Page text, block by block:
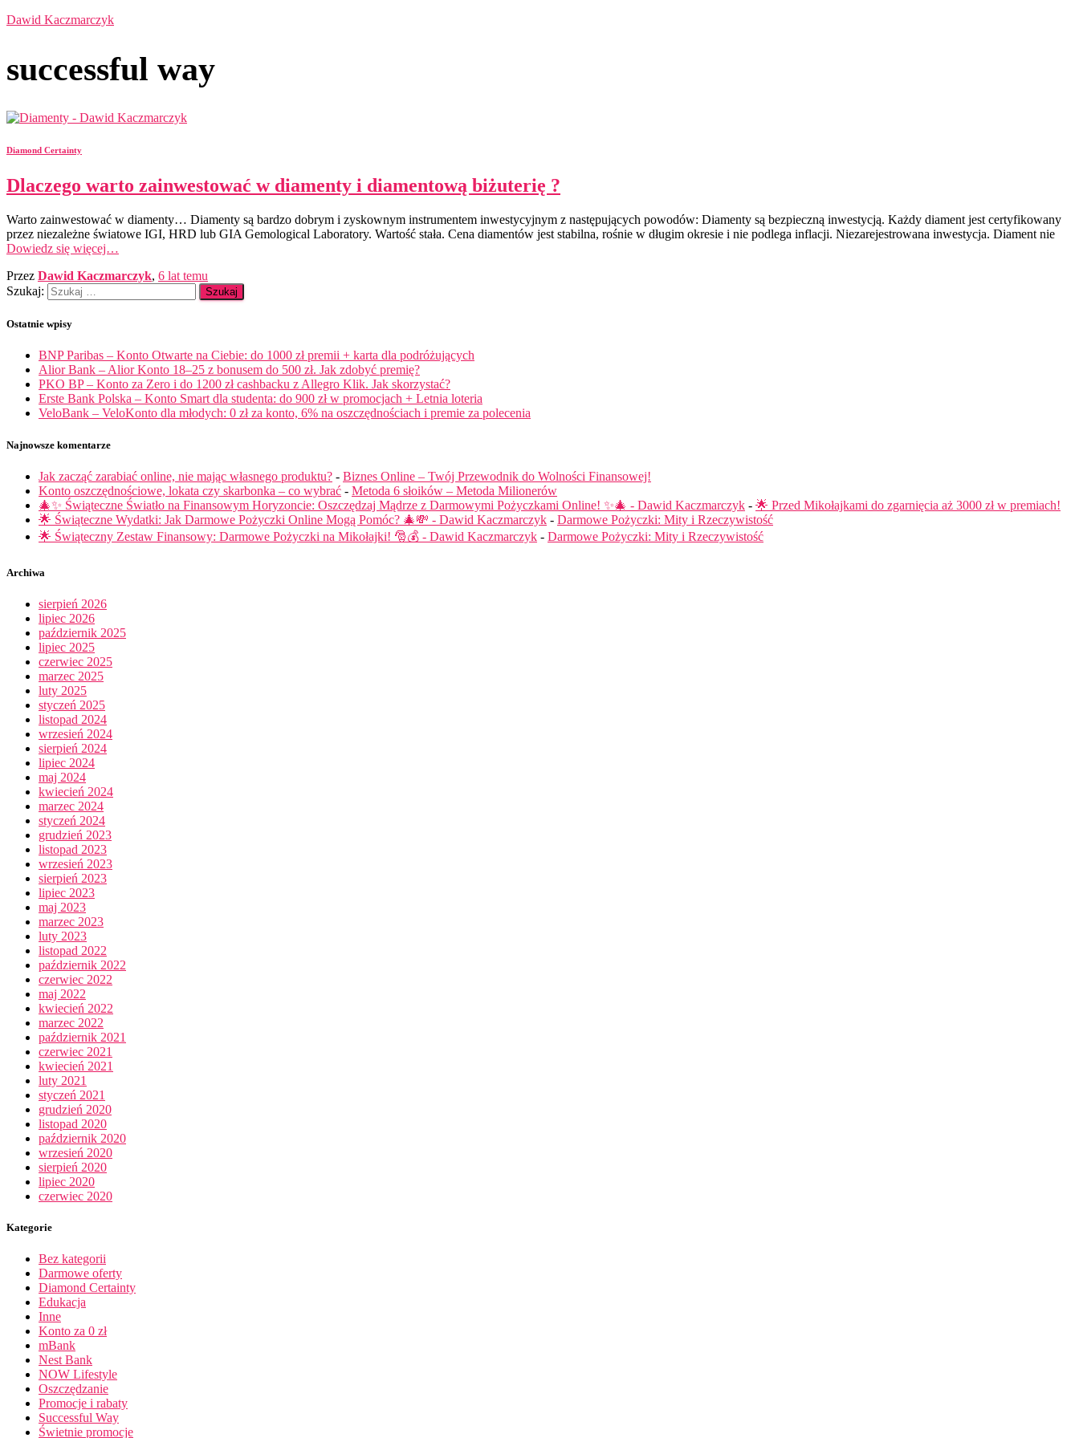
Dawid Kaczmarczyk
successful way
Diamond Certainty
Dlaczego warto zainwestować w diamenty i diamentową biżuterię ?
Warto zainwestować w diamenty… Diamenty są bardzo dobrym i zyskownym instrumentem inwestycyjnym z następujących powodów: Diamenty są bezpieczną inwestycją. Każdy diament jest certyfikowany
przez niezależne światowe IGI, HRD lub GIA Gemological Laboratory. Wartość stała. Cena diamentów jest stabilna, rośnie w długim okresie i nie podlega inflacji. Niezarejestrowana inwestycja. Diament nie
Dowiedz się więcej…
Przez Dawid Kaczmarczyk, 6 lat temu
Szukaj:
Ostatnie wpisy
BNP Paribas – Konto Otwarte na Ciebie: do 1000 zł premii + karta dla podróżujących
Alior Bank – Alior Konto 18–25 z bonusem do 500 zł. Jak zdobyć premię?
PKO BP – Konto za Zero i do 1200 zł cashbacku z Allegro Klik. Jak skorzystać?
Erste Bank Polska – Konto Smart dla studenta: do 900 zł w promocjach + Letnia loteria
VeloBank – VeloKonto dla młodych: 0 zł za konto, 6% na oszczędnościach i premie za polecenia
Najnowsze komentarze
Jak zacząć zarabiać online, nie mając własnego produktu? - Biznes Online – Twój Przewodnik do Wolności Finansowej!
Konto oszczędnościowe, lokata czy skarbonka – co wybrać - Metoda 6 słoików – Metoda Milionerów
🎄✨ Świąteczne Światło na Finansowym Horyzoncie: Oszczędzaj Mądrze z Darmowymi Pożyczkami Online! ✨🎄 - Dawid Kaczmarczyk - 🌟 Przed Mikołajkami do zgarnięcia aż 3000 zł w premiach!
🌟 Świąteczne Wydatki: Jak Darmowe Pożyczki Online Mogą Pomóc? 🎄💸 - Dawid Kaczmarczyk - Darmowe Pożyczki: Mity i Rzeczywistość
🌟 Świąteczny Zestaw Finansowy: Darmowe Pożyczki na Mikołajki! 🎅💰 - Dawid Kaczmarczyk - Darmowe Pożyczki: Mity i Rzeczywistość
Archiwa
sierpień 2026
lipiec 2026
październik 2025
lipiec 2025
czerwiec 2025
marzec 2025
luty 2025
styczeń 2025
listopad 2024
wrzesień 2024
sierpień 2024
lipiec 2024
maj 2024
kwiecień 2024
marzec 2024
styczeń 2024
grudzień 2023
listopad 2023
wrzesień 2023
sierpień 2023
lipiec 2023
maj 2023
marzec 2023
luty 2023
listopad 2022
październik 2022
czerwiec 2022
maj 2022
kwiecień 2022
marzec 2022
październik 2021
czerwiec 2021
kwiecień 2021
luty 2021
styczeń 2021
grudzień 2020
listopad 2020
październik 2020
wrzesień 2020
sierpień 2020
lipiec 2020
czerwiec 2020
Kategorie
Bez kategorii
Darmowe oferty
Diamond Certainty
Edukacja
Inne
Konto za 0 zł
mBank
Nest Bank
NOW Lifestyle
Oszczędzanie
Promocje i rabaty
Successful Way
Świetnie promocje